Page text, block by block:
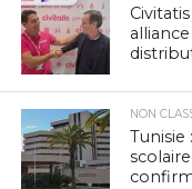
NON
Tunisie